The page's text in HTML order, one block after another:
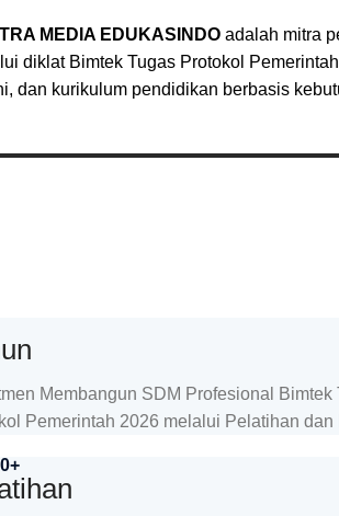
MEDIA EDUKASINDO adalah mitra
diklat Bimtek Tugas Protokol
dan kurikulum pendidikan berbasis
Membangun SDM Profesional Bimtek
Pemerintah 2026 melalui Pelatihan dan